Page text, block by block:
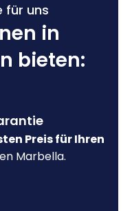
für uns
in
bieten:
Preis für Ihren
Marbella.